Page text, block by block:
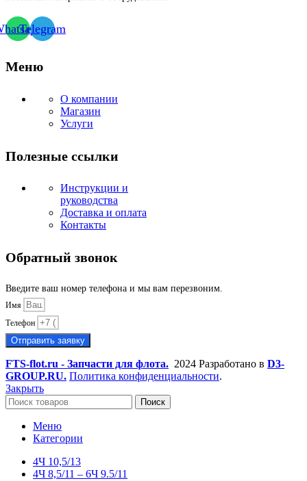
Telegram
Меню
О компании
Магазин
Услуги
Полезные ссылки
Инструкции и
руководства
Доставка и оплата
Контакты
Обратный звонок
Введите ваш номер телефона и мы вам перезвоним.
Имя
Телефон
Отправить заявку
FTS-flot.ru - Запчасти для флота. 2024 Разработано в D3-
GROUP.RU. Политика конфиденциальности.
Закрыть
Поиск
Меню
Категории
4Ч 10,5/13
4Ч 8,5/11 – 6Ч 9.5/11